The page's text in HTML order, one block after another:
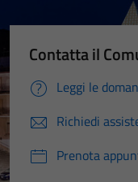
Contatta il
Leggi le
Richiedi
Prenota